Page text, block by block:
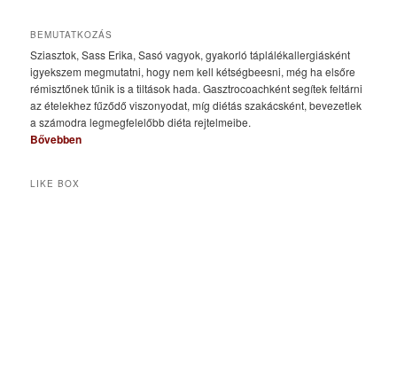
BEMUTATKOZÁS
Sziasztok, Sass Erika, Sasó vagyok, gyakorló táplálékallergiásként
igyekszem megmutatni, hogy nem kell kétségbeesni, még ha elsőre
rémisztőnek tűnik is a tiltások hada. Gasztrocoachként segítek feltárni
az ételekhez fűződő viszonyodat, míg diétás szakácsként, bevezetlek
a számodra legmegfelelőbb diéta rejtelmeibe.
Bővebben
LIKE BOX